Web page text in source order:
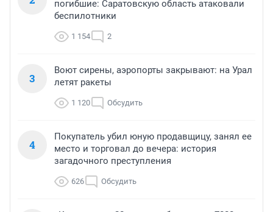
погибшие: Саратовскую область атаковали
беспилотники
1 154 2
3
Воют сирены, аэропорты закрывают: на Урал
летят ракеты
1 120 Обсудить
4
Покупатель убил юную продавщицу, занял ее
место и торговал до вечера: история
загадочного преступления
626 Обсудить